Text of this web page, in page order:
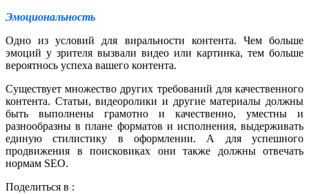
Эмоциональность
Одно из условий для виральности контента. Чем больше
эмоций у зрителя вызвали видео или картинка, тем больше
вероятнось успеха вашего контента.
Существует множество других требований для качественного
контента. Статьи, видеоролики и другие материалы должны
быть выполнены грамотно и качественно, уместны и
разнообразны в плане форматов и исполнения, выдерживать
единую стилистику в оформлении. А для успешного
продвижения в поисковиках они также должны отвечать
нормам SEO.
Поделиться в :